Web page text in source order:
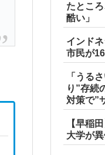
たとこ
酷い」
インド
市民が
「うる
り”存
対策で”
【早稲
大学が